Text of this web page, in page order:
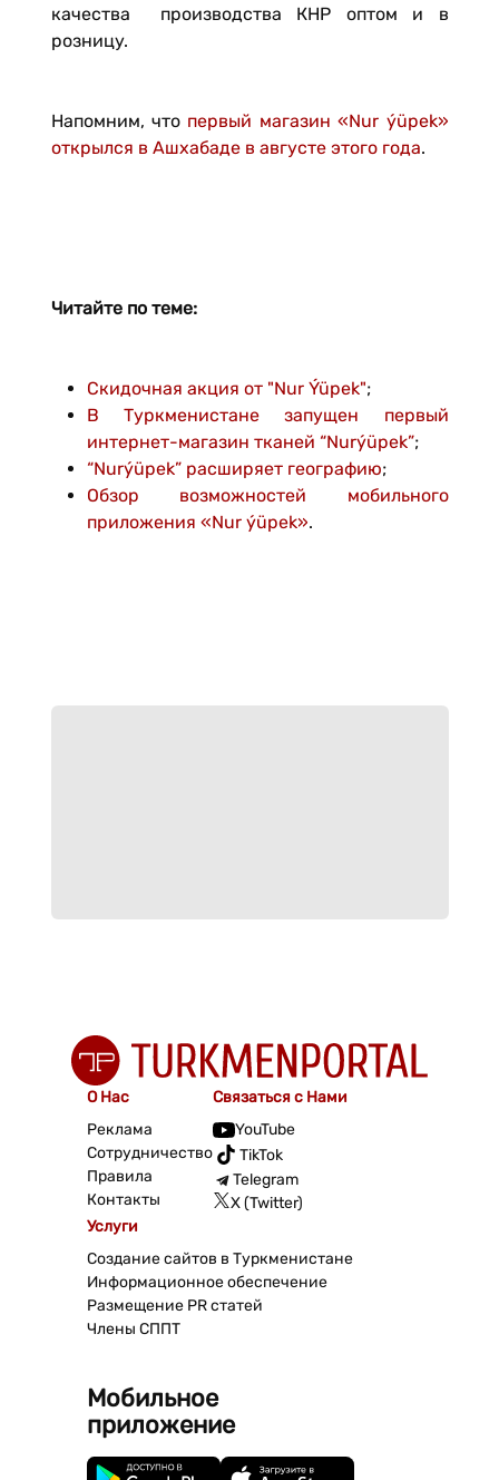
качества производства КНР оптом и в
розницу.
Напомним, что первый магазин «Nur ýüpek»
открылся в Ашхабаде в августе этого года.
Читайте по теме:
Скидочная акция от "Nur Ýüpek";
В Туркменистане запущен первый
интернет-магазин тканей “Nurýüpek”;
“Nurýüpek” расширяет географию;
Обзор возможностей мобильного
приложения «Nur ýüpek».
О Нас
Реклама
Сотрудничество
Правила
Контакты
Связаться с Нами
YouTube
TikTok
Telegram
X (Twitter)
Услуги
Создание сайтов в Туркменистане
Информационное обеспечение
Размещение PR статей
Члены СППТ
Мобильное
приложение